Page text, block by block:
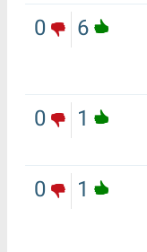
6
0
1
0
1
0